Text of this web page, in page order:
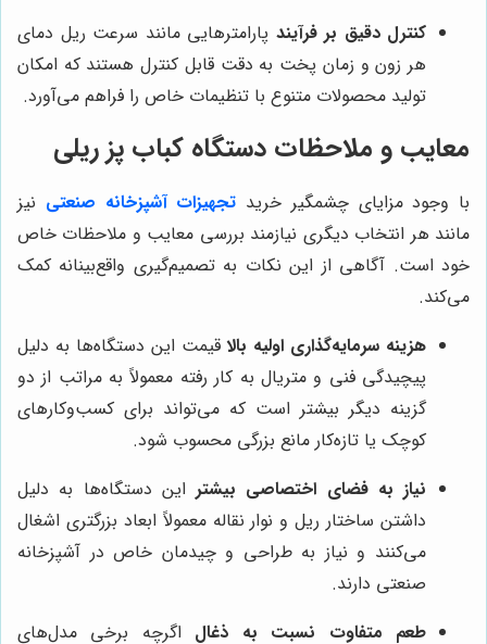
کنترل دقیق بر فرآیند پارامترهایی مانند سرعت ریل دمای
هر زون و زمان پخت به دقت قابل کنترل هستند که امکان
تولید محصولات متنوع با تنظیمات خاص را فراهم می‌آورد.
معایب و ملاحظات دستگاه کباب پز ریلی
با وجود مزایای چشمگیر خرید تجهیزات آشپزخانه صنعتی نیز
مانند هر انتخاب دیگری نیازمند بررسی معایب و ملاحظات خاص
خود است. آگاهی از این نکات به تصمیم‌گیری واقع‌بینانه کمک
می‌کند.
هزینه سرمایه‌گذاری اولیه بالا قیمت این دستگاه‌ها به دلیل
پیچیدگی فنی و متریال به کار رفته معمولاً به مراتب از دو
گزینه دیگر بیشتر است که می‌تواند برای کسب‌وکارهای
کوچک یا تازه‌کار مانع بزرگی محسوب شود.
نیاز به فضای اختصاصی بیشتر این دستگاه‌ها به دلیل
داشتن ساختار ریل و نوار نقاله معمولاً ابعاد بزرگتری اشغال
می‌کنند و نیاز به طراحی و چیدمان خاص در آشپزخانه
صنعتی دارند.
طعم متفاوت نسبت به ذغال اگرچه برخی مدل‌های